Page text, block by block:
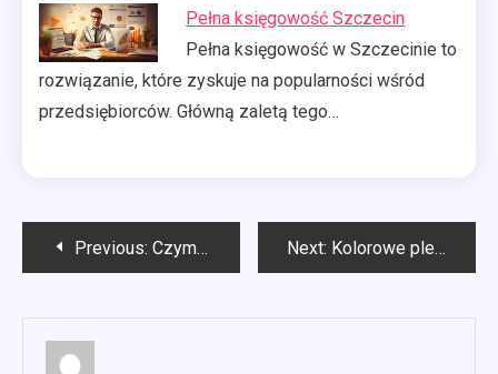
Pełna księgowość Szczecin
Pełna księgowość w Szczecinie to
rozwiązanie, które zyskuje na popularności wśród
przedsiębiorców. Główną zaletą tego…
Nawigacja
Previous: Czym myć białe lakierowane meble kuchenne? Next: Kolorowe plecaki